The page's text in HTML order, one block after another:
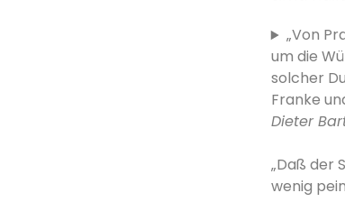
„Von
um die
solcher
Franke
Dieter
„Daß der
wenig